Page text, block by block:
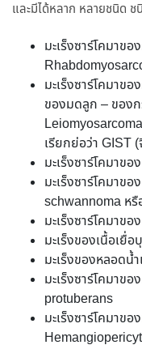
และมีได้หลาก หลายชนิด
มะเร็งซาร์โคมาข
มะเร็งซาร์โคมาข
ของมดลูก – ของก
เรียกย่อว่า GIST
มะเร็งซาร์โคมาข
มะเร็งซาร์โคมาข
schwannoma ห
มะเร็งซาร์โคมาข
มะเร็งของเนื้อเยื่
มะเร็งของหลอดน้
มะเร็งซาร์โคมาข
protuberans
มะเร็งซาร์โคมาข